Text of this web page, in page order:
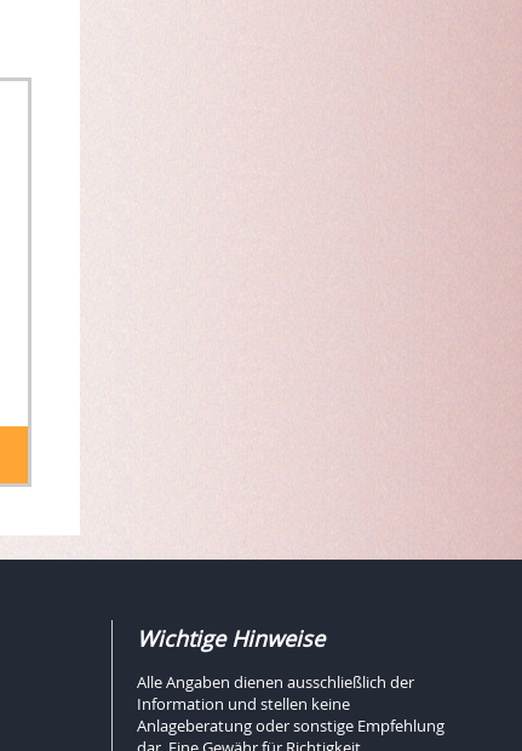
Wichtige Hinweise
Alle Angaben dienen ausschließlich der
Information und stellen keine
Anlageberatung oder sonstige Empfehlung